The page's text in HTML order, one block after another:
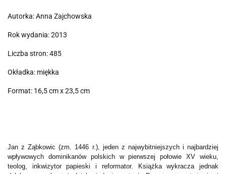
Autorka: Anna Zajchowska
Rok wydania: 2013
Liczba stron: 485
Okładka: miękka
Format: 16,5 cm x 23,5 cm
Jan z Ząbkowic (zm. 1446 r.), jeden z najwybitniejszych i najbardziej
wpływowych dominikanów polskich w pierwszej połowie XV wieku,
teolog, inkwizytor papieski i reformator. Książka wykracza jednak